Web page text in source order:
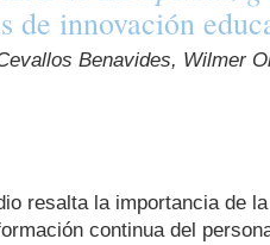
de innovación
Benavides, Wilmer
resalta la importancia de
continua del